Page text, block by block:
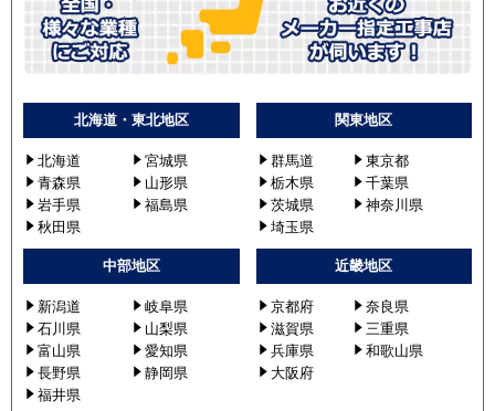
北海道・東北地区
北海道
宮城県
青森県
山形県
岩手県
福島県
秋田県
関東地区
群馬道
東京都
栃木県
千葉県
茨城県
神奈川県
埼玉県
中部地区
新潟道
岐阜県
石川県
山梨県
富山県
愛知県
長野県
静岡県
福井県
近畿地区
京都府
奈良県
滋賀県
三重県
兵庫県
和歌山県
大阪府